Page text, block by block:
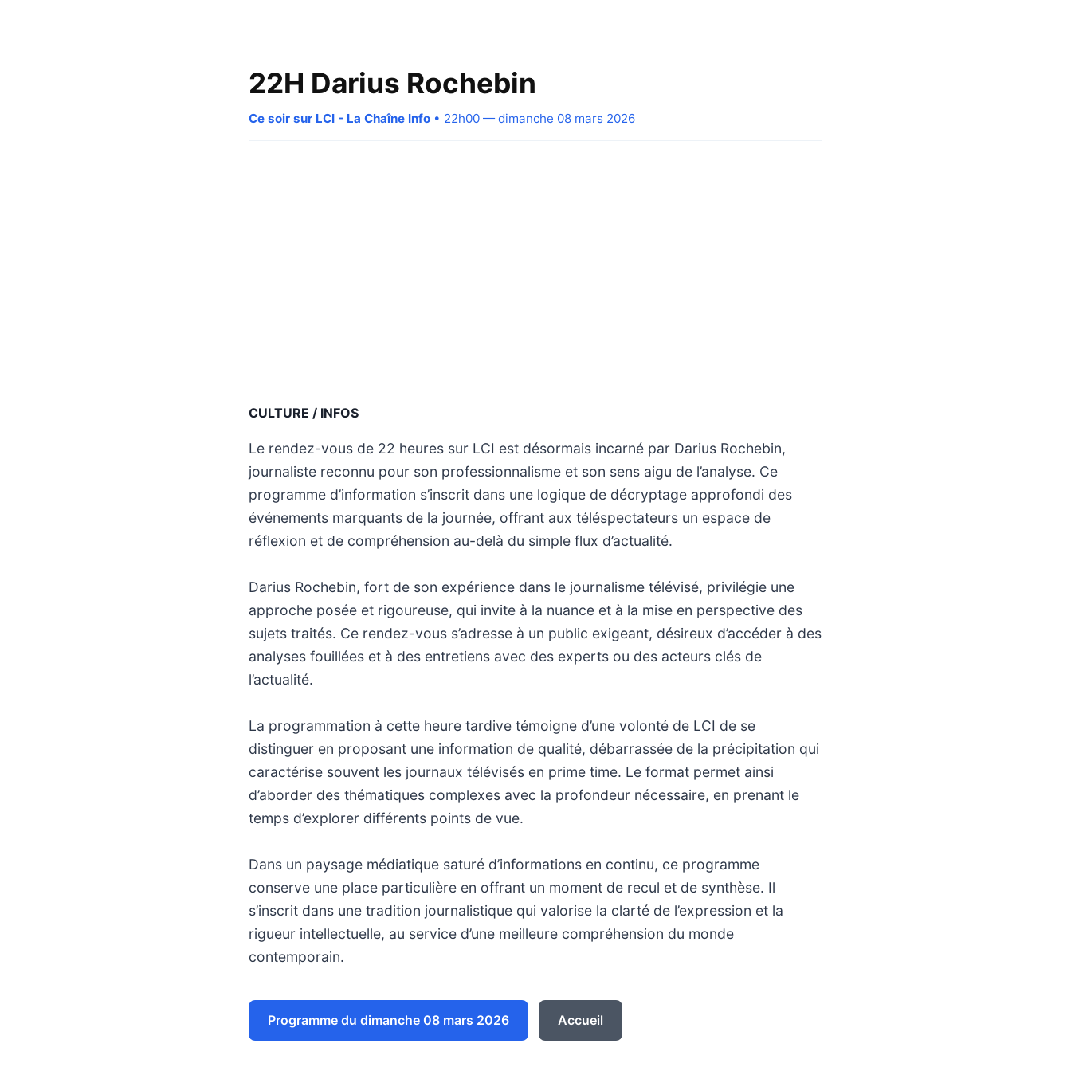
22H Darius Rochebin
Ce soir sur LCI - La Chaîne Info • 22h00 — dimanche 08 mars 2026
CULTURE / INFOS
Le rendez-vous de 22 heures sur LCI est désormais incarné par Darius Rochebin,
journaliste reconnu pour son professionnalisme et son sens aigu de l’analyse. Ce
programme d’information s’inscrit dans une logique de décryptage approfondi des
événements marquants de la journée, offrant aux téléspectateurs un espace de
réflexion et de compréhension au-delà du simple flux d’actualité.
Darius Rochebin, fort de son expérience dans le journalisme télévisé, privilégie une
approche posée et rigoureuse, qui invite à la nuance et à la mise en perspective des
sujets traités. Ce rendez-vous s’adresse à un public exigeant, désireux d’accéder à des
analyses fouillées et à des entretiens avec des experts ou des acteurs clés de
l’actualité.
La programmation à cette heure tardive témoigne d’une volonté de LCI de se
distinguer en proposant une information de qualité, débarrassée de la précipitation qui
caractérise souvent les journaux télévisés en prime time. Le format permet ainsi
d’aborder des thématiques complexes avec la profondeur nécessaire, en prenant le
temps d’explorer différents points de vue.
Dans un paysage médiatique saturé d’informations en continu, ce programme
conserve une place particulière en offrant un moment de recul et de synthèse. Il
s’inscrit dans une tradition journalistique qui valorise la clarté de l’expression et la
rigueur intellectuelle, au service d’une meilleure compréhension du monde
contemporain.
Programme du dimanche 08 mars 2026 Accueil